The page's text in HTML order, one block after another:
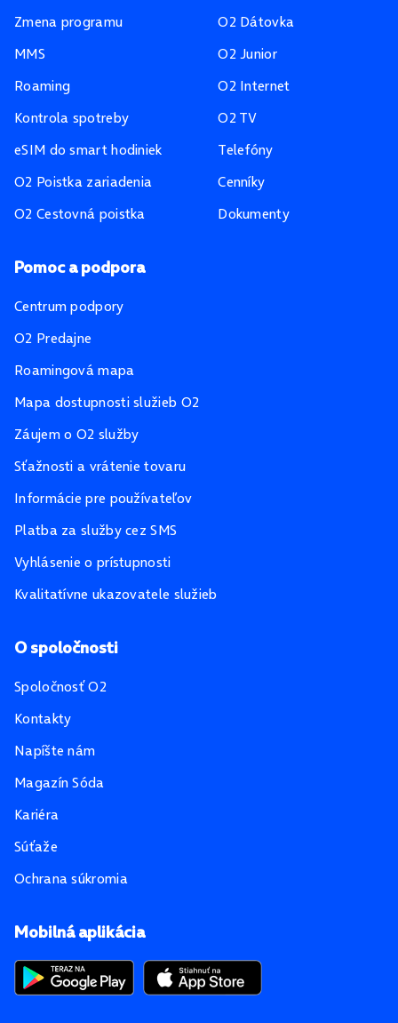
Mobilná aplikácia
Zmena programu
MMS
Roaming
Kontrola spotreby
eSIM do smart hodiniek
O2 Poistka zariadenia
O2 Cestovná poistka
O2 Dátovka
O2 Junior
O2 Internet
O2 TV
Telefóny
Cenníky
Dokumenty
Pomoc a podpora
Centrum podpory
O2 Predajne
Roamingová mapa
Mapa dostupnosti služieb O2
Záujem o O2 služby
Sťažnosti a vrátenie tovaru
Informácie pre používateľov
Platba za služby cez SMS
Vyhlásenie o prístupnosti
Kvalitatívne ukazovatele služieb
O spoločnosti
Spoločnosť O2
Kontakty
Napíšte nám
Magazín Sóda
Kariéra
Súťaže
Ochrana súkromia